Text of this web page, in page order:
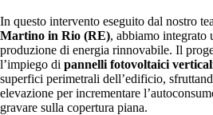
Manutenzioni e ripristini
Progetti luce e relamping LED
Realizzazioni e adeguamenti
Monza Brianza
Parma
Ravenna
In questo intervento eseguito dal nostro
Martino in Rio (RE), abbiamo integrato
produzione di energia rinnovabile. Il
l’impiego di pannelli fotovoltaici
superfici perimetrali dell’edificio,
elevazione per incrementare
gravare sulla copertura piana.